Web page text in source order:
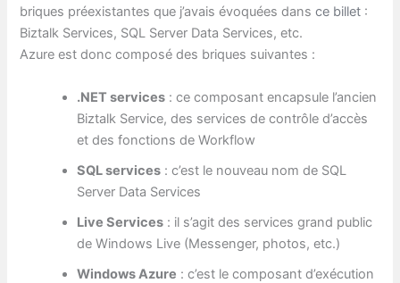
briques préexistantes que j’avais évoquées dansce billet :
Biztalk Services, SQL Server Data Services, etc.
Azure est donc composé des briques suivantes :
.NET services : ce composant encapsule l’ancien
Biztalk Service, des services de contrôle d’accès
et des fonctions de Workflow
SQL services : c’est le nouveau nom de SQL
Server Data Services
Live Services : il s’agit des services grand public
de Windows Live (Messenger, photos, etc.)
Windows Azure : c’est le composant d’exécution